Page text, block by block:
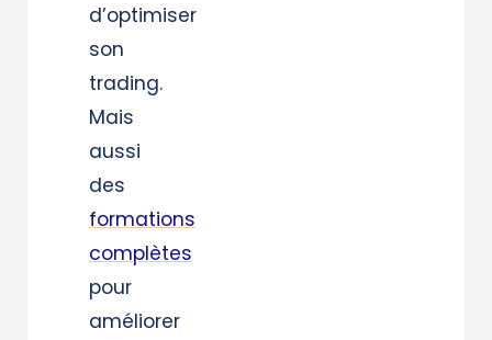
d’optimiser
son
trading.
Mais
aussi
des
formations
complètes
pour
améliorer